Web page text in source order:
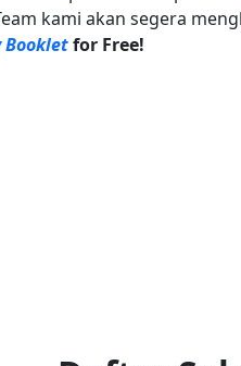
kami akan segera
Bookletfor Free!